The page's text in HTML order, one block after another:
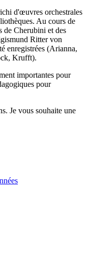
d'œuvres orchestrales
Au cours de
de Cherubini et des
Ritter von
enregistrées (Arianna,
Krufft).
importantes pour
pour
Je vous souhaite une